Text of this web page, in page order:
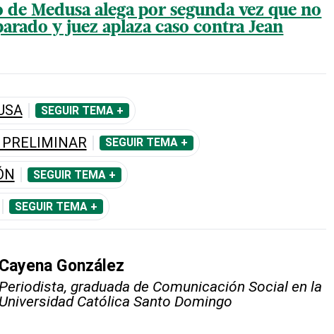
de Medusa alega por segunda vez que no
y juez aplaza caso contra Jean
SEGUIR TEMA +
SEGUIR TEMA +
SEGUIR TEMA +
SEGUIR TEMA +
Cayena González
graduada de Comunicación Social en la
Universidad Católica Santo Domingo